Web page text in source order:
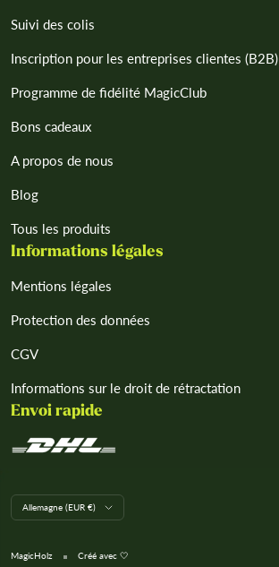
Suivi des colis
Inscription pour les entreprises clientes (B2B)
Programme de fidélité MagicClub
Bons cadeaux
A propos de nous
Blog
Tous les produits
Informations légales
Mentions légales
Protection des données
CGV
Informations sur le droit de rétractation
Envoi rapide
L
a
Allemagne (EUR €)
MagicHolz Créé avec 🤍